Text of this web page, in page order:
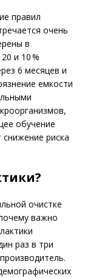
правил
очень
в
и 10 %
6 месяцев и
емкости
обучение
риска
очистке
важно
раз в три